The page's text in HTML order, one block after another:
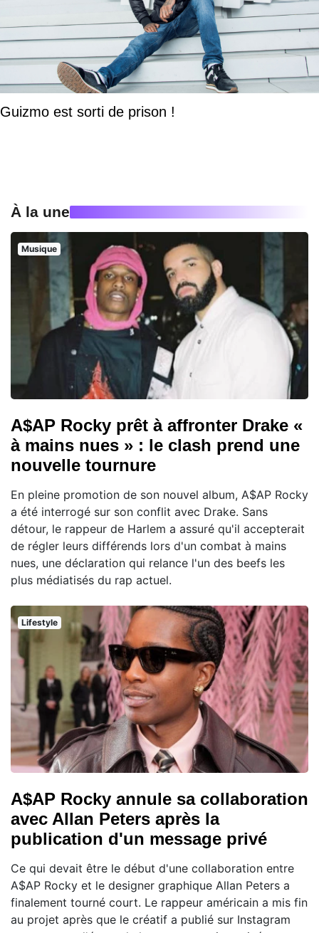
Guizmo est sorti de prison !
À la une
Musique
A$AP Rocky prêt à affronter Drake «
à mains nues » : le clash prend une
nouvelle tournure
En pleine promotion de son nouvel album, A$AP Rocky
a été interrogé sur son conflit avec Drake. Sans
détour, le rappeur de Harlem a assuré qu'il accepterait
de régler leurs différends lors d'un combat à mains
nues, une déclaration qui relance l'un des beefs les
plus médiatisés du rap actuel.
Lifestyle
A$AP Rocky annule sa collaboration
avec Allan Peters après la
publication d'un message privé
Ce qui devait être le début d'une collaboration entre
A$AP Rocky et le designer graphique Allan Peters a
finalement tourné court. Le rappeur américain a mis fin
au projet après que le créatif a publié sur Instagram